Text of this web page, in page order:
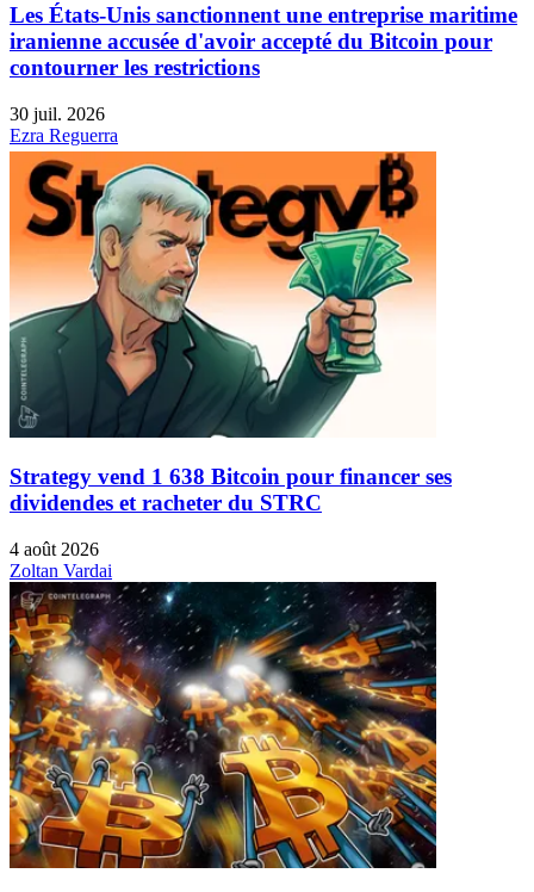
Les États-Unis sanctionnent une entreprise maritime
iranienne accusée d'avoir accepté du Bitcoin pour
contourner les restrictions
30 juil. 2026
Ezra Reguerra
Strategy vend 1 638 Bitcoin pour financer ses
dividendes et racheter du STRC
4 août 2026
Zoltan Vardai